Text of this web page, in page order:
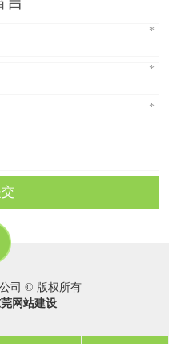
、环境
司 © 版权所有
网站建设